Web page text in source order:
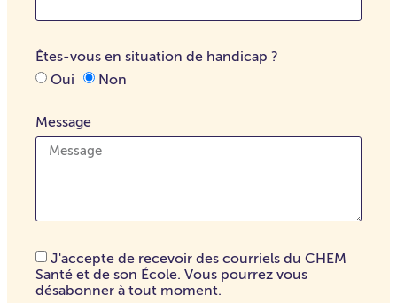
Êtes-vous en situation de handicap ?
Oui
Non
Message
J'accepte de recevoir des courriels du CHEM
Santé et de son École. Vous pourrez vous
désabonner à tout moment.